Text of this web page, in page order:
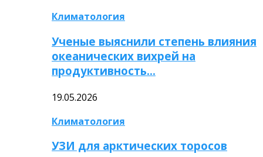
Климатология
Ученые выяснили степень влияния
океанических вихрей на
продуктивность…
19.05.2026
Климатология
УЗИ для арктических торосов